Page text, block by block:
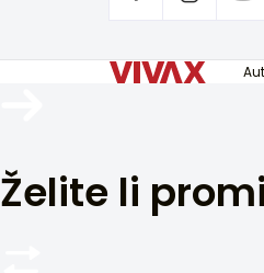
Želite li